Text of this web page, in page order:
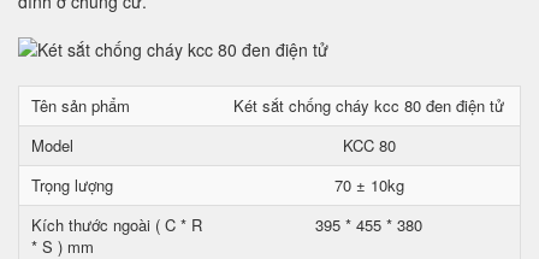
Tên sản phẩm
Két sắt chống cháy kcc 80 đen điện tử
Model
KCC 80
Trọng lượng
70 ± 10kg
Kích thước ngoài ( C * R
* S ) mm
395 * 455 * 380